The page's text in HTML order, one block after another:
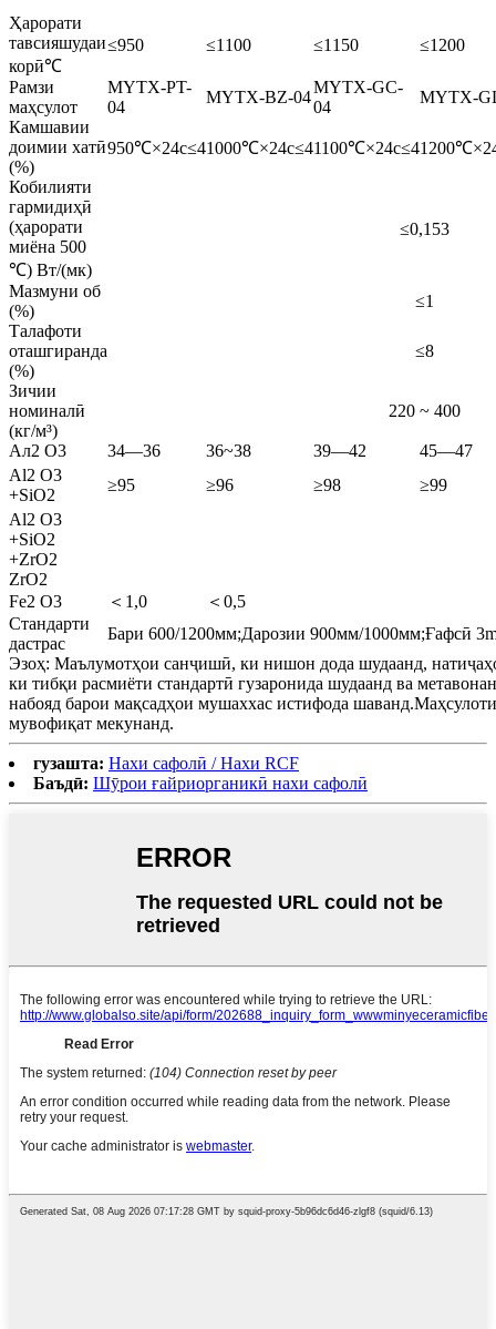
Ҳарорати
тавсияшудаи
корӣ℃
≤950 ≤1100 ≤1150 ≤1200
Рамзи
маҳсулот
MYTX-PT-
04
MYTX-BZ-04
MYTX-GC-
04
MYTX-
Камшавии
доимии хатӣ
(%)
950℃×24с≤41000℃×24с≤41100℃×24с≤4
Кобилияти
гармидиҳӣ
(ҳарорати
миёна 500
℃) Вт/(мк)
≤0,153
Мазмуни об
(%)
≤1
Талафоти
оташгиранда
(%)
≤8
Зичии
номиналӣ
(кг/м³)
220 ~ 400
Ал2 О3 34—36 36~38 39—42
45—47
Al2 O3
+SiO2
≥95 ≥96 ≥98
≥99
Al2 O3
+SiO2
+ZrO2
ZrO2
Fe2 O3
＜1,0
＜0,5
Стандарти
дастрас
Бари 600/1200мм;Дарозии 900мм/1000мм;Ғафсӣ
Эзоҳ: Маълумотҳои санҷишӣ, ки нишон дода шудаанд,
ки тибқи расмиёти стандартӣ гузаронида шудаанд ва
набояд барои мақсадҳои мушаххас истифода
мувофиқат мекунанд.
гузашта: Нахи сафолӣ / Нахи RCF
Баъдӣ: Шӯрои ғайриорганикӣ нахи сафолӣ